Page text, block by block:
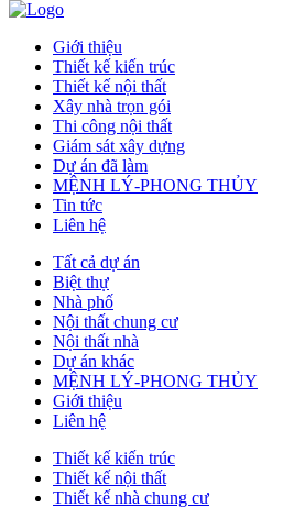
Giới thiệu
Thiết kế kiến trúc
Thiết kế nội thất
Xây nhà trọn gói
Thi công nội thất
Giám sát xây dựng
Dự án đã làm
MỆNH LÝ-PHONG THỦY
Tin tức
Liên hệ
Tất cả dự án
Biệt thự
Nhà phố
Nội thất chung cư
Nội thất nhà
Dự án khác
MỆNH LÝ-PHONG THỦY
Giới thiệu
Liên hệ
Thiết kế kiến trúc
Thiết kế nội thất
Thiết kế nhà chung cư